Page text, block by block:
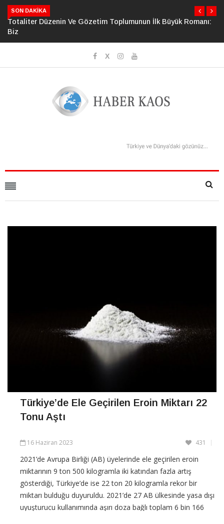
SON DAKIKA
Totaliter Düzenin Ve Gözetim Toplumunun İlk Büyük Romanı:
Biz
Türkiye’de Ele Geçirilen Eroin Miktarı 22
Tonu Aştı
16 Haziran 2023 431
2021’de Avrupa Birliği (AB) üyelerinde ele geçirilen eroin
miktarının 9 ton 500 kilogramla iki katından fazla artış
gösterdiği, Türkiye’de ise 22 ton 20 kilogramla rekor bir
miktarı bulduğu duyuruldu. 2021’de 27 AB ülkesinde yasa dışı
uyuşturucu kullanımında aşırı doza bağlı toplam 6 bin 166